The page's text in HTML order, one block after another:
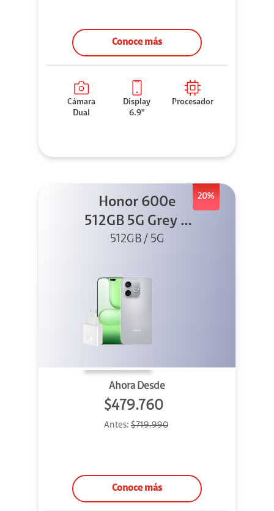
Conoce más
Cámara
Dual
Display
6.9"
Procesador
20%
Honor 600e
512GB 5G Grey +
45W
512GB / 5G
Ahora Desde
$479.760
Antes: $719.990
Conoce más